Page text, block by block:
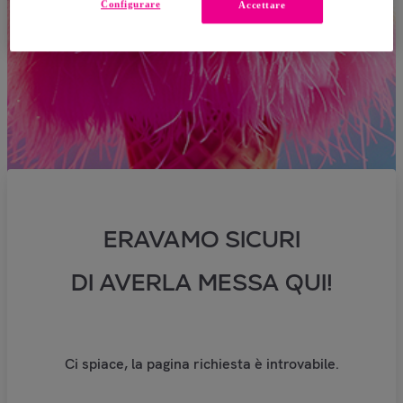
ERAVAMO SICURI
DI AVERLA MESSA QUI!
Ci spiace, la pagina richiesta è introvabile.
Accettare
Configurare